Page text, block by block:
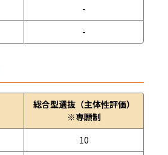
-
-
総合型選抜（主体性評価）
※専願制
10